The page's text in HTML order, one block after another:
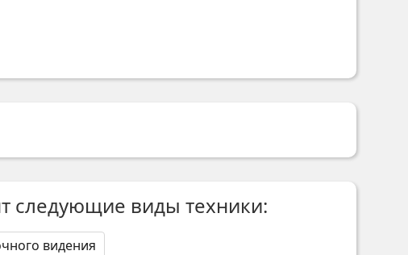
следующие виды техники:
видения